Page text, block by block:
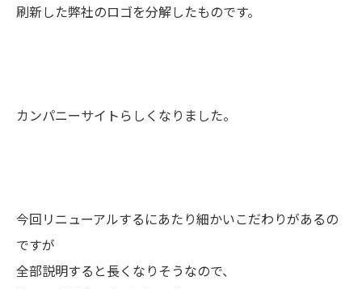
刷新した弊社のロゴを分解したものです。
カンパニーサイトらしくなりました。
今回リニューアルするにあたり細かいこだわりがあるの
ですが
全部説明すると長くなりそうなので、